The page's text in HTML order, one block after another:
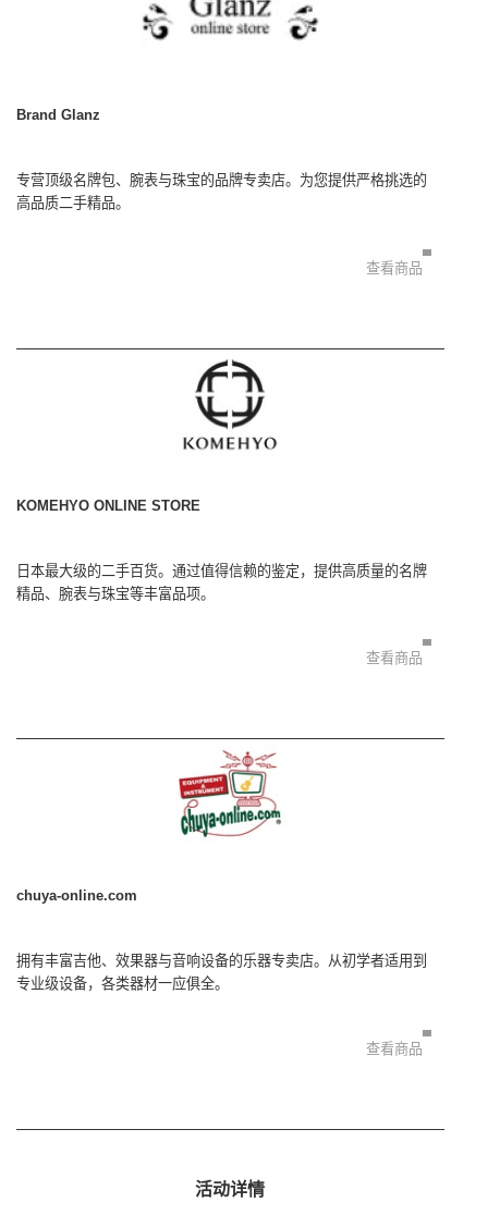
Brand Glanz
专营顶级名牌包、腕表与珠宝的品牌专卖店。为您提供严格挑选的
高品质二手精品。
查看商品
KOMEHYO ONLINE STORE
日本最大级的二手百货。通过值得信赖的鉴定，提供高质量的名牌
精品、腕表与珠宝等丰富品项。
查看商品
chuya-online.com
拥有丰富吉他、效果器与音响设备的乐器专卖店。从初学者适用到
专业级设备，各类器材一应俱全。
查看商品
活动详情